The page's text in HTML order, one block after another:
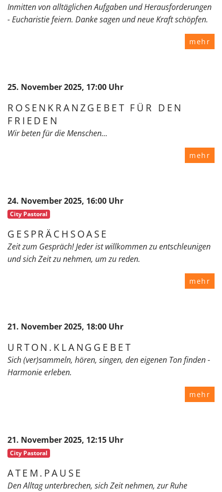
Inmitten von alltäglichen Aufgaben und Herausforderungen
- Eucharistie feiern. Danke sagen und neue Kraft schöpfen.
mehr
25. November 2025, 17:00 Uhr
ROSENKRANZGEBET FÜR DEN
FRIEDEN
Wir beten für die Menschen...
mehr
24. November 2025, 16:00 Uhr
City Pastoral
GESPRÄCHSOASE
Zeit zum Gespräch! Jeder ist willkommen zu entschleunigen
und sich Zeit zu nehmen, um zu reden.
mehr
21. November 2025, 18:00 Uhr
URTON.KLANGGEBET
Sich (ver)sammeln, hören, singen, den eigenen Ton finden -
Harmonie erleben.
mehr
21. November 2025, 12:15 Uhr
City Pastoral
ATEM.PAUSE
Den Alltag unterbrechen, sich Zeit nehmen, zur Ruhe